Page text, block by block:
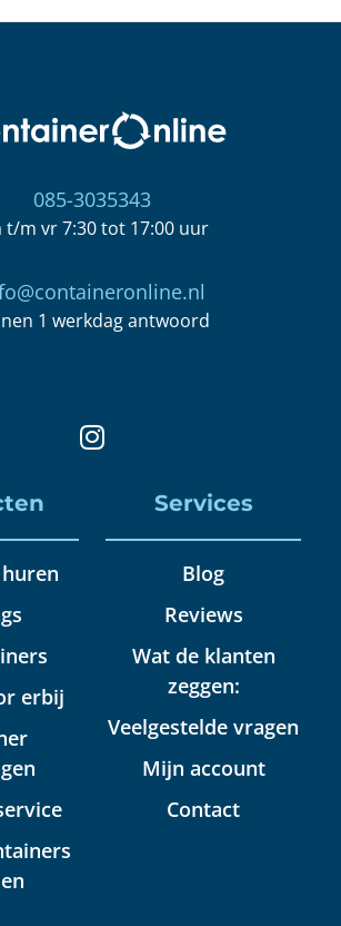
085-3035343
t/m vr 7:30 tot 17:00 uur
1 werkdag antwoord
erbij
Services
Blog
Reviews
Wat de klanten
zeggen:
Veelgestelde vragen
Mijn account
Contact